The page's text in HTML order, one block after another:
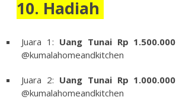
10. Hadiah
Juara 1: Uang Tunai Rp 1.500.000
@kumalahomeandkitchen
Juara 2: Uang Tunai Rp 1.000.000
@kumalahomeandkitchen